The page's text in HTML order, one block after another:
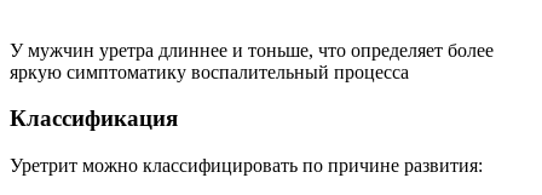
У мужчин уретра длиннее и тоньше, что определяет более
яркую симптоматику воспалительный процесса
Классификация
Уретрит можно классифицировать по причине развития: